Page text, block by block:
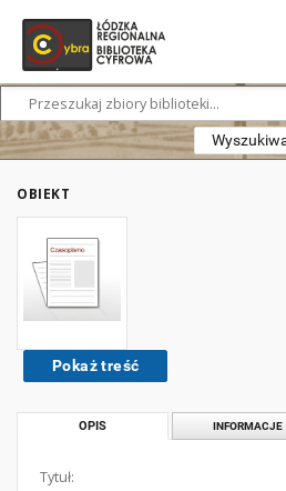
OBIEKT
Pokaż treść
OPIS INFORMACJE
Tytuł: